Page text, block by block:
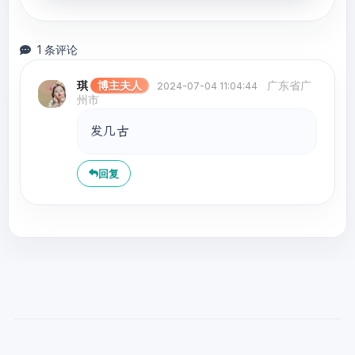
1 条评论
琪 博主夫人 2024-07-04 11:04:44
广东省广
州市
发几古
回复